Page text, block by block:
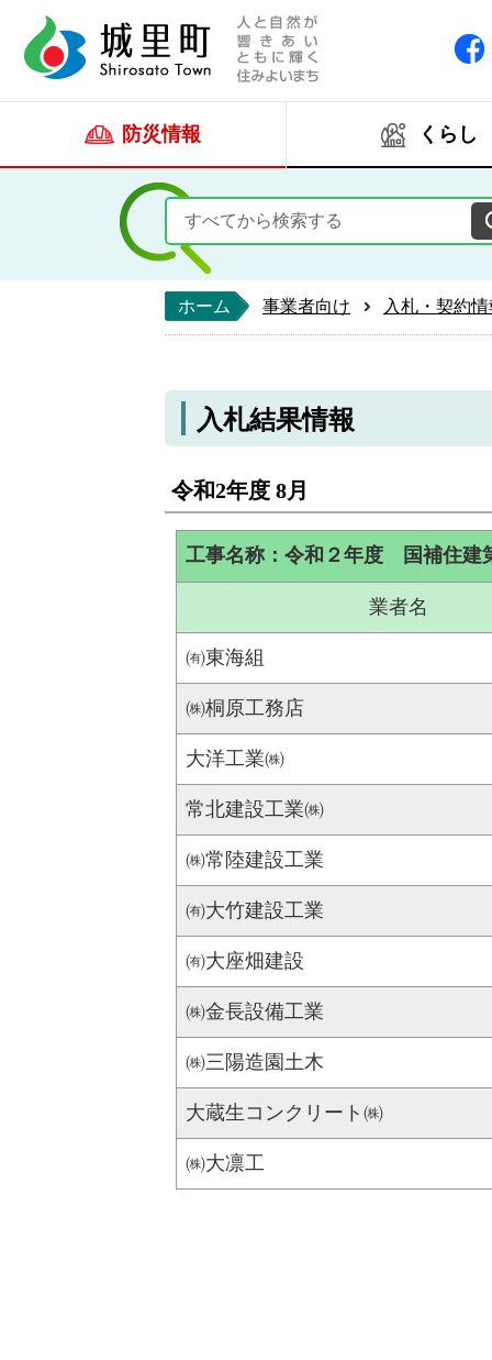
防災情報 くらし
ホーム 事業者向け 入札・契約
入札結果情報
令和2年度 8月
工事名称：令和２年度 国補住建
業者名
㈲東海組
㈱桐原工務店
大洋工業㈱
常北建設工業㈱
㈱常陸建設工業
㈲大竹建設工業
㈲大座畑建設
㈱金長設備工業
㈱三陽造園土木
大蔵生コンクリート㈱
㈱大凛工